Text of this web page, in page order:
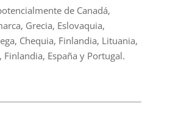
de Canadá,
Grecia, Eslovaquia,
Chequia, Finlandia, Lituania,
Finlandia, España y Portugal.